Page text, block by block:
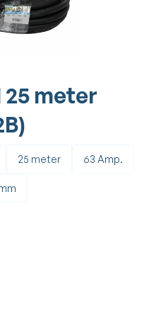
meter
25 meter 63 Amp.